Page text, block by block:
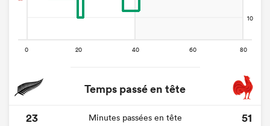
Temps passé en tête
23
Minutes passées en tête
51